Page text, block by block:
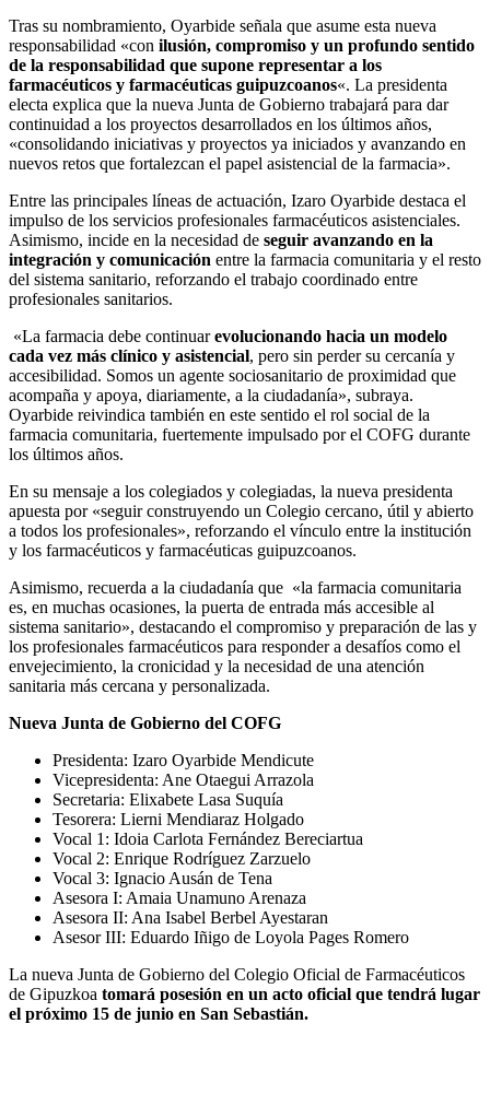
Tras su nombramiento, Oyarbide señala que asume esta nueva
responsabilidad «con ilusión, compromiso y un profundo sentido
de la responsabilidad que supone representar a los
farmacéuticos y farmacéuticas guipuzcoanos«. La presidenta
electa explica que la nueva Junta de Gobierno trabajará para dar
continuidad a los proyectos desarrollados en los últimos años,
«consolidando iniciativas y proyectos ya iniciados y avanzando en
nuevos retos que fortalezcan el papel asistencial de la farmacia».
Entre las principales líneas de actuación, Izaro Oyarbide destaca el
impulso de los servicios profesionales farmacéuticos asistenciales.
Asimismo, incide en la necesidad de seguir avanzando en la
integración y comunicación entre la farmacia comunitaria y el resto
del sistema sanitario, reforzando el trabajo coordinado entre
profesionales sanitarios.
«La farmacia debe continuarevolucionando hacia un modelo
cada vez más clínico y asistencial, pero sin perder su cercanía y
accesibilidad. Somos un agente sociosanitario de proximidad que
acompaña y apoya, diariamente, a la ciudadanía», subraya.
Oyarbide reivindica también en este sentido el rol social de la
farmacia comunitaria, fuertemente impulsado por el COFG durante
los últimos años.
En su mensaje a los colegiados y colegiadas, la nueva presidenta
apuesta por «seguir construyendo un Colegio cercano, útil y abierto
a todos los profesionales», reforzando el vínculo entre la institución
y los farmacéuticos y farmacéuticas guipuzcoanos.
Asimismo, recuerda a la ciudadanía que «la farmacia comunitaria
es, en muchas ocasiones, la puerta de entrada más accesible al
sistema sanitario», destacando el compromiso y preparación de las y
los profesionales farmacéuticos para responder a desafíos como el
envejecimiento, la cronicidad y la necesidad de una atención
sanitaria más cercana y personalizada.
Nueva Junta de Gobierno del COFG
Presidenta: Izaro Oyarbide Mendicute
Vicepresidenta: Ane Otaegui Arrazola
Secretaria: Elixabete Lasa Suquía
Tesorera: Lierni Mendiaraz Holgado
Vocal 1: Idoia Carlota Fernández Bereciartua
Vocal 2: Enrique Rodríguez Zarzuelo
Vocal 3: Ignacio Ausán de Tena
Asesora I: Amaia Unamuno Arenaza
Asesora II: Ana Isabel Berbel Ayestaran
Asesor III: Eduardo Iñigo de Loyola Pages Romero
La nueva Junta de Gobierno del Colegio Oficial de Farmacéuticos
de Gipuzkoa tomará posesión en un acto oficial que tendrá lugar
el próximo 15 de junio en San Sebastián.